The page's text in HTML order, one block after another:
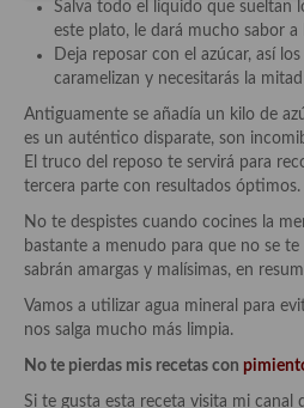
Cocina de Guatemala
Cocina de Nicaragua
Cocina Ecuatoriana
Cocina Jamaicana
Cocina Mexicana
Cocina peruana
Cocina de Oriente Medio
Cocina israelí
Salva todo el líquido que sueltan
este plato, le dará mucho sabor a
Deja reposar con el azúcar, así
caramelizan y necesitarás la
Antiguamente se añadía un kilo de
es un auténtico disparate, son
El truco del reposo te servirá para
tercera parte con resultados óptimos.
No te despistes cuando cocines la
bastante a menudo para que no se
sabrán amargas y malísimas, en
Vamos a utilizar agua mineral para
nos salga mucho más limpia.
No te pierdas mis recetas con
Si te gusta esta receta visita mi canal